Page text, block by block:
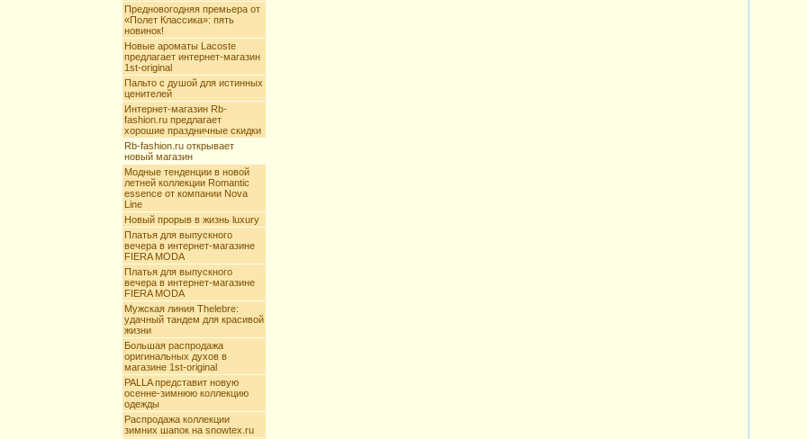
Предновогодняя премьера от
«Полет Классика»: пять
новинок!
Новые ароматы Lacoste
предлагает интернет-магазин
1st-original
Пальто с душой для истинных
ценителей
Интернет-магазин Rb-
fashion.ru предлагает
хорошие праздничные скидки
Rb-fashion.ru открывает
новый магазин
Модные тенденции в новой
летней коллекции Romantic
essence от компании Nova
Line
Новый прорыв в жизнь luxury
Платья для выпускного
вечера в интернет-магазине
FIERA MODA
Платья для выпускного
вечера в интернет-магазине
FIERA MODA
Мужская линия Thelebre:
удачный тандем для красивой
жизни
Большая распродажа
оригинальных духов в
магазине 1st-original
PALLA представит новую
осенне-зимнюю коллекцию
одежды
Распродажа коллекции
зимних шапок на snowtex.ru